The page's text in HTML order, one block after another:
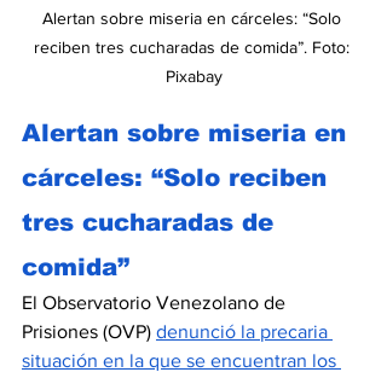
Alertan sobre miseria en cárceles: “Solo
reciben tres cucharadas de comida”. Foto:
Pixabay
Alertan sobre miseria en
cárceles: “Solo reciben
tres cucharadas de
comida”
El Observatorio Venezolano de
Prisiones (OVP) denunció la precaria
situación en la que se encuentran los